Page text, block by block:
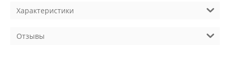
Характеристики
Отзывы